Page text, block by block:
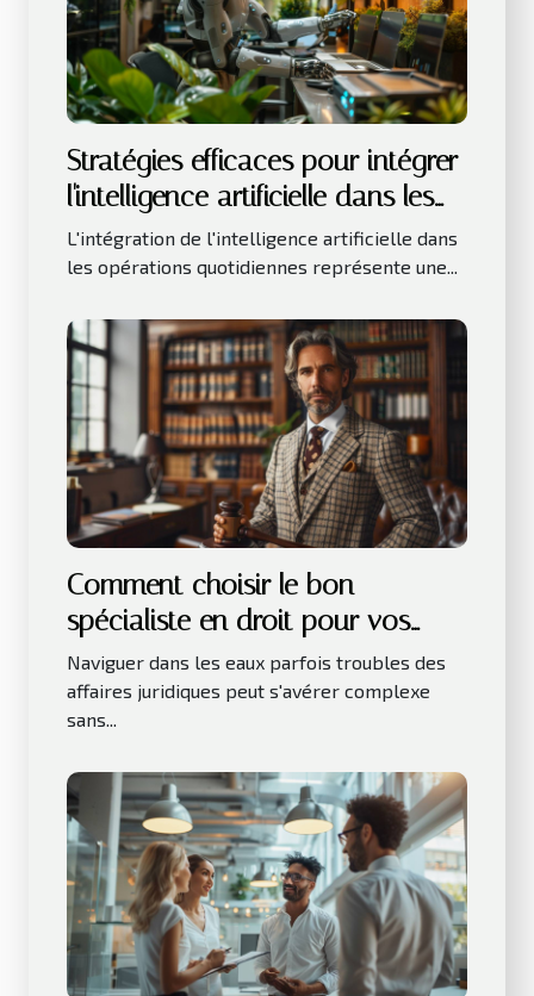
Stratégies efficaces pour intégrer
l'intelligence artificielle dans les
petites entreprises
L'intégration de l'intelligence artificielle dans
les opérations quotidiennes représente une...
Comment choisir le bon
spécialiste en droit pour vos
besoins juridiques
Naviguer dans les eaux parfois troubles des
affaires juridiques peut s'avérer complexe
sans...